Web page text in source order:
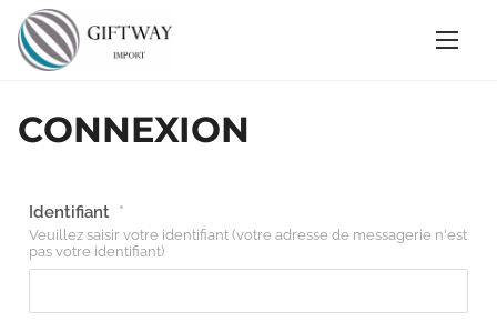
CONNEXION
Identifiant *
Veuillez saisir votre identifiant (votre adresse de messagerie n'est
pas votre identifiant)